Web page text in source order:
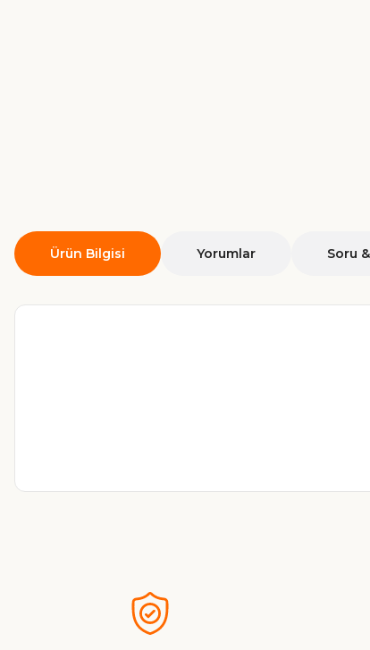
Ürün Bilgisi Yorumlar Soru
Ürün resmi kalitesiz, bozuk veya görüntülenemiyor.